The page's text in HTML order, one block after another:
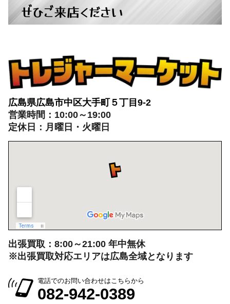
ぜひご来店ください
広島県広島市中区大手町５丁目9-2
営業時間：10:00～19:00
定休日：月曜日・火曜日
出張買取：8:00～21:00 年中無休
※出張買取対応エリアは広島全域となります
電話でのお問い合わせはこちらから
082-942-0389